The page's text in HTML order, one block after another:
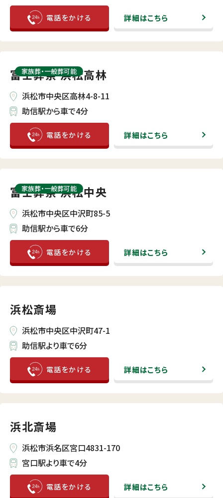
詳細はこちら
富士葬祭 浜松高林
家族葬・⼀般葬可能
浜松市中央区高林4-8-11
助信駅から車で4分
詳細はこちら
富士葬祭 浜松中央
家族葬・⼀般葬可能
浜松市中央区中沢町85-5
助信駅から車で6分
詳細はこちら
浜松斎場
浜松市中央区中沢町47-1
助信駅より車で6分
詳細はこちら
浜北斎場
浜松市浜名区宮口4831-170
宮口駅より車で4分
詳細はこちら